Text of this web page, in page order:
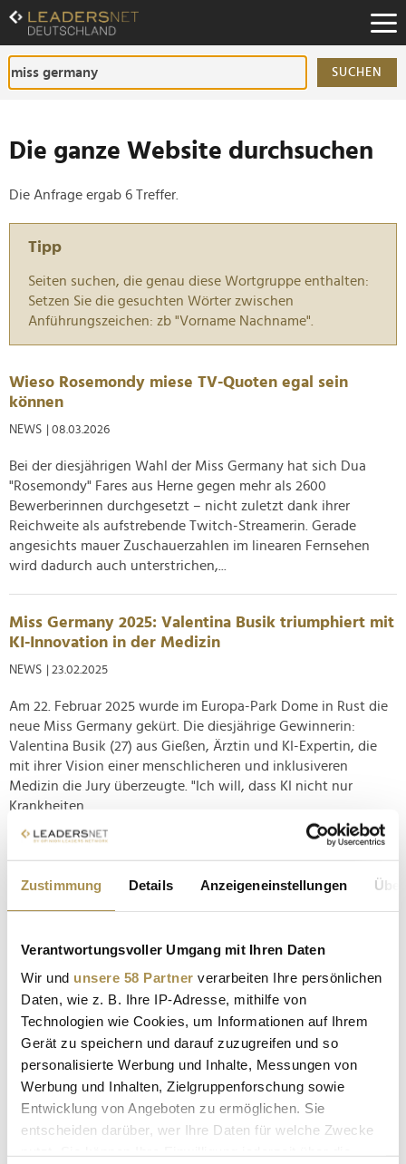
Zustimmung Details Anzeigeneinstellungen
Verantwortungsvoller Umgang mit Ihren Daten
Wir und unsere 58 Partner verarbeiten Ihre persönlichen
Daten, wie z. B. Ihre IP-Adresse, mithilfe von
Technologien wie Cookies, um Informationen auf Ihrem
Gerät zu speichern und darauf zuzugreifen und so
personalisierte Werbung und Inhalte, Messungen von
Werbung und Inhalten, Zielgruppenforschung sowie
Entwicklung von Angeboten zu ermöglichen. Sie
entscheiden darüber, wer Ihre Daten für welche Zwecke
Zum
Inhalt
Zur
Fußzeilen-
Navigation
SUCHEN
Die ganze Website durchsuchen
Die Anfrage ergab 6 Treffer.
Tipp
Seiten suchen, die genau diese Wortgruppe enthalten:
Setzen Sie die gesuchten Wörter zwischen
Anführungszeichen: zb "Vorname Nachname".
Wieso Rosemondy miese TV-Quoten egal sein
können
NEWS | 08.03.2026
Bei der diesjährigen Wahl der Miss Germany hat sich Dua
"Rosemondy" Fares aus Herne gegen mehr als 2600
Bewerberinnen durchgesetzt – nicht zuletzt dank ihrer
Reichweite als aufstrebende Twitch-Streamerin. Gerade
angesichts mauer Zuschauerzahlen im linearen Fernsehen
wird dadurch auch unterstrichen,...
Miss Germany 2025: Valentina Busik triumphiert mit
KI-Innovation in der Medizin
NEWS | 23.02.2025
Am 22. Februar 2025 wurde im Europa-Park Dome in Rust die
neue Miss Germany gekürt. Die diesjährige Gewinnerin:
Valentina Busik (27) aus Gießen, Ärztin und KI-Expertin, die
mit ihrer Vision einer menschlicheren und inklusiveren
Medizin die Jury überzeugte. "Ich will, dass KI nicht nur
Krankheiten...
LinkedIn und Miss Germany stärken Frauenkarrieren
NEWS | 01.08.2024
Forum zeigt, dass trotz Fortschritten noch immer
Arbeitswelt besteht. Studien belegen, dass heterogene Teams
bessere Ergebnisse erzielen, doch Netzwerke von Frauen
wachsen langsamer als die...
Apameh Schönauer: "Auf Hasstiraden gehe ich nicht
ein“
NEWS | 28.02.2024